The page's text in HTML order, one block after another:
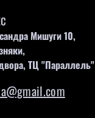
Мишуги 10,
ТЦ "Параллель"